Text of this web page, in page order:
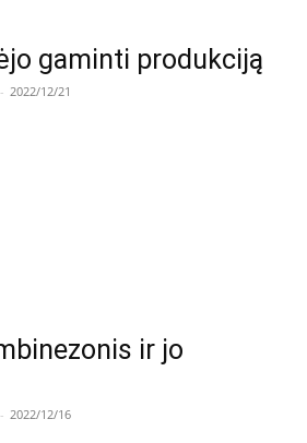
gaminti produkciją
- 2022/12/21
ir jo
- 2022/12/16